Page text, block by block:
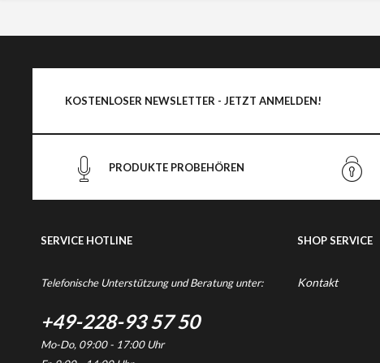
KOSTENLOSER NEWSLETTER - JETZT ANMELDEN!
PRODUKTE PROBEHÖREN
SERVICE HOTLINE
Telefonische Unterstützung und Beratung unter:
+49-228-93 57 50
Mo-Do, 09:00 - 17:00 Uhr
SHOP SERVICE
Kontakt